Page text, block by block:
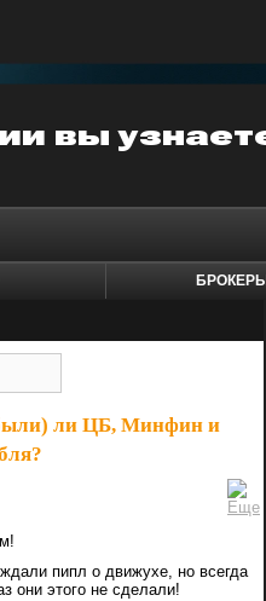
БРОКЕРЫ
ли ЦБ, Минфин и
пипл о движухе, но всегда
они этого не сделали!